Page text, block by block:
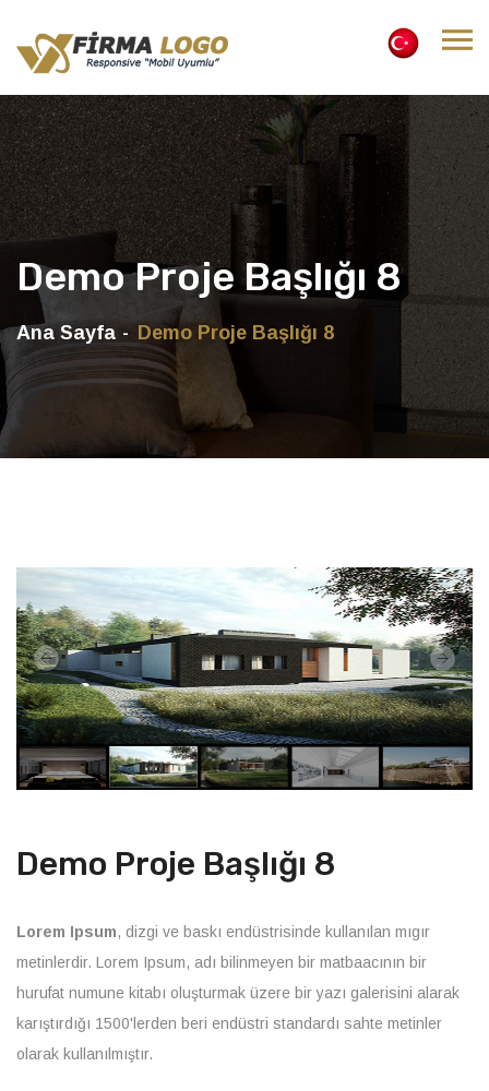
Demo Proje Başlığı 8
Ana Sayfa Demo Proje Başlığı 8
Demo Proje Başlığı 8
Lorem Ipsum, dizgi ve baskı endüstrisinde kullanılan mıgır
metinlerdir. Lorem Ipsum, adı bilinmeyen bir matbaacının bir
hurufat numune kitabı oluşturmak üzere bir yazı galerisini alarak
karıştırdığı 1500'lerden beri endüstri standardı sahte metinler
olarak kullanılmıştır.